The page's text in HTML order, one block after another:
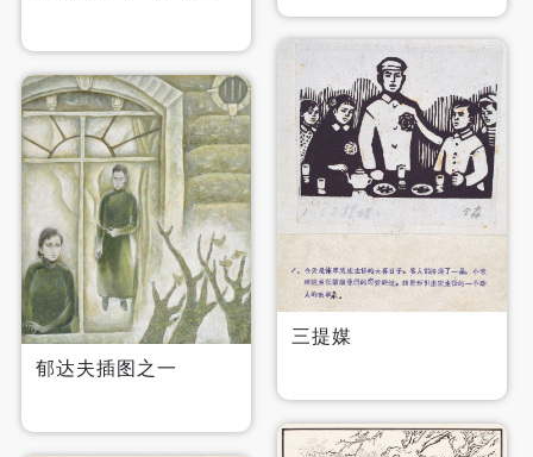
三提媒
郁达夫插图之一
快捷登录 帐号密码登录
手机号码
发送验证码
手机号码将作为您的登录账号
验证码
登录